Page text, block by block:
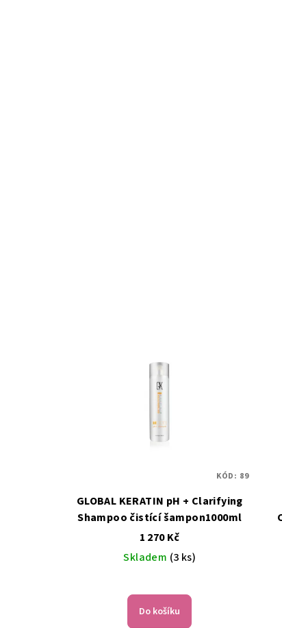
GLOBAL KERATIN pH + Clarifying
Shampoo čistící šampon1000ml
1 270 Kč
Skladem (3 ks)
Do košíku
KÓD: 89